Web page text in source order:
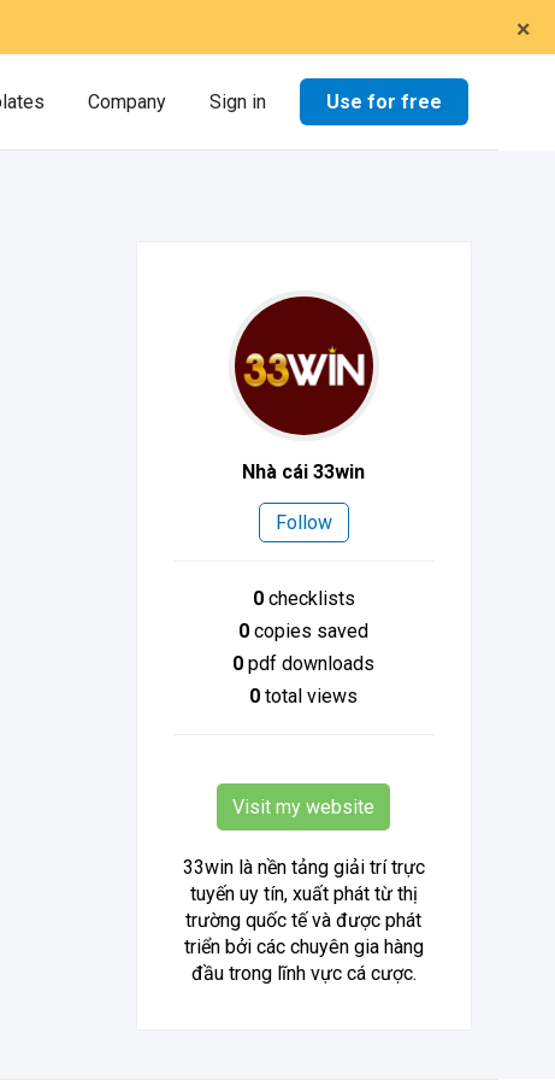
×
Company Sign in Use for free
Nhà cái 33win
Follow
0checklists
0 copies saved
0 pdf downloads
0 total views
Visit my website
33win là nền tảng giải trí trực
tuyến uy tín, xuất phát từ thị
trường quốc tế và được phát
triển bởi các chuyên gia hàng
đầu trong lĩnh vực cá cược.